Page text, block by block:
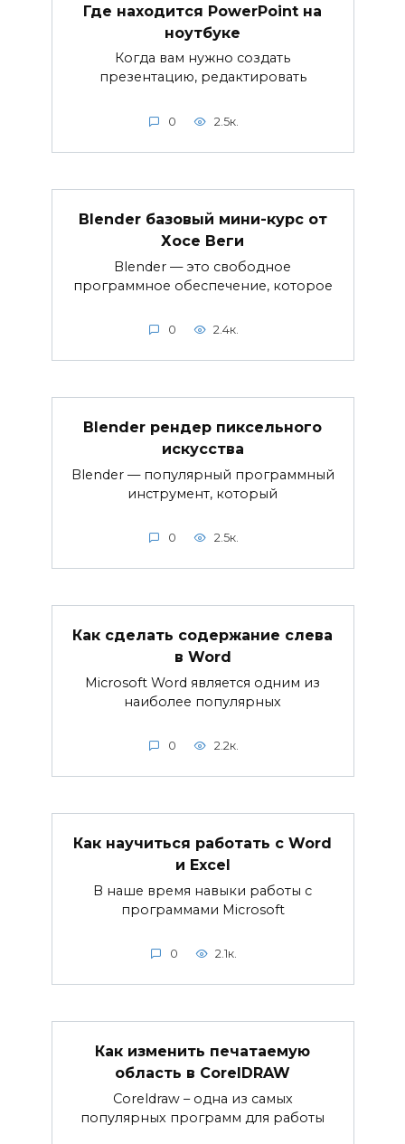
Где находится PowerPoint на
ноутбуке
Когда вам нужно создать
презентацию, редактировать
0 2.5к.
Blender базовый мини-курс от
Хосе Веги
Blender — это свободное
программное обеспечение, которое
0 2.4к.
Blender рендер пиксельного
искусства
Blender — популярный программный
инструмент, который
0 2.5к.
Как сделать содержание слева
в Word
Microsoft Word является одним из
наиболее популярных
0 2.2к.
Как научиться работать с Word
и Excel
В наше время навыки работы с
программами Microsoft
0 2.1к.
Как изменить печатаемую
область в CorelDRAW
Coreldraw – одна из самых
популярных программ для работы